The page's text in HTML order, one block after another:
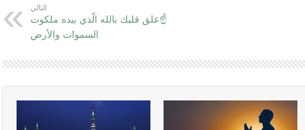
التالي
☝علق قلبك بالله الّذي بيده ملكوت
السموات والأرض